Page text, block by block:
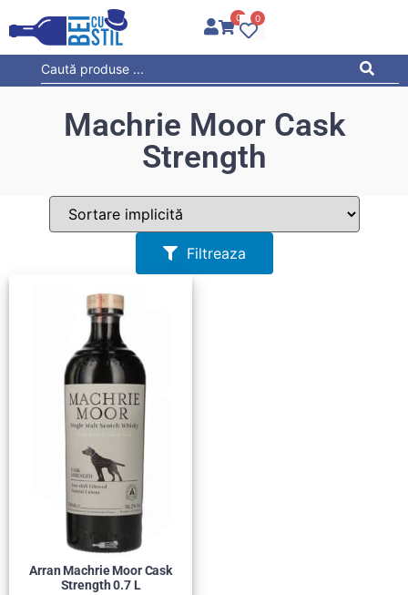
0 0
Machrie Moor Cask
Strength
Filtreaza
Arran Machrie Moor Cask
Strength 0.7 L